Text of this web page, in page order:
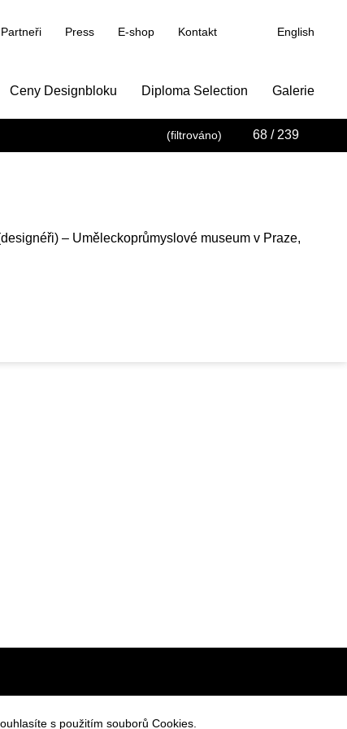
Partneři Press E-shop Kontakt English
Ceny Designbloku Diploma Selection Galerie
(filtrováno) 68 / 239
– Uměleckoprůmyslové museum v Praze,
s použitím souborů Cookies.